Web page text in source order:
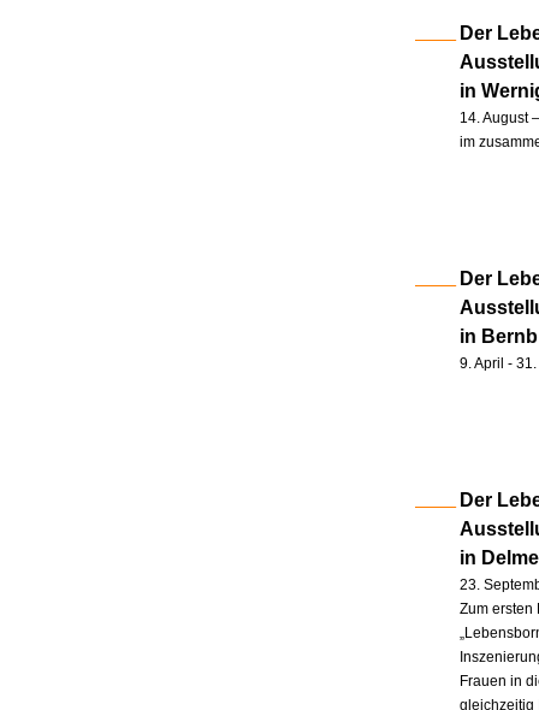
Der
in
14. August
im
Der
in
9. April -
Der
in
23.
Zum ersten
Frauen in
gleichzeitig